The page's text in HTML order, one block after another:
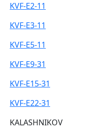
KVF-E2-11
KVF-E3-11
KVF-E5-11
KVF-E9-31
KVF-E15-31
KVF-E22-31
KALASHNIKOV